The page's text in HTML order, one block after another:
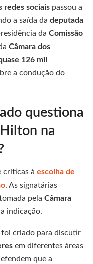
redes sociais passou a
a saída da deputada
da Comissão
Câmara dos
126 mil
a condução do
questiona
na
críticas à escolha de
. As signatárias
pela Câmara
indicação.
criado para discutir
em diferentes áreas
que a